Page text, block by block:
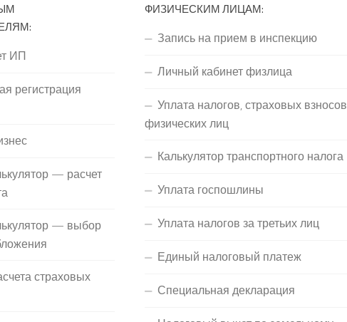
ИП
регистрация
— расчет
— выбор
страховых
ФИЗИЧЕСКИМ ЛИЦАМ:
Запись на прием в инспекцию
Личный кабинет физлица
Уплата налогов, страховых взносов
физических лиц
Калькулятор транспортного налога
Уплата госпошлины
Уплата налогов за третьих лиц
Единый налоговый платеж
Специальная декларация